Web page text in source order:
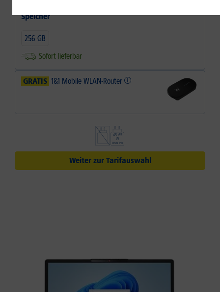
Speicher
256 GB
Sofort lieferbar
GRATIS 1&1 Mobile WLAN-Router
Weiter zur Tarifauswahl